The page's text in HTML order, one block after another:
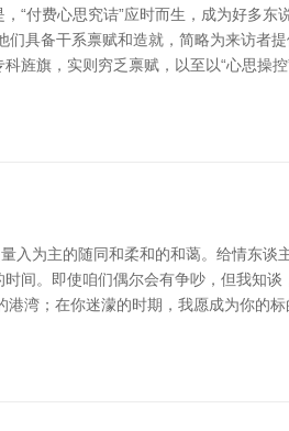
“付费心思究诘”应时而生，成为好多
具备干系禀赋和造就，简略为来访者
旌旗，实则穷乏禀赋，以至以“心思操控
为主的随同和柔和的和蔼。给情东
间。即使咱们偶尔会有争吵，但我知
湾；在你迷濛的时期，我愿成为你的标